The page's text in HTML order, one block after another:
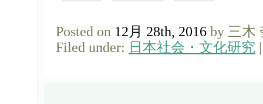
Posted on 12月 28th, 2016 by 三木
Filed under: 日本社会・文化研究